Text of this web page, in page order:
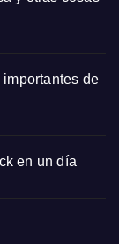
de
en un día